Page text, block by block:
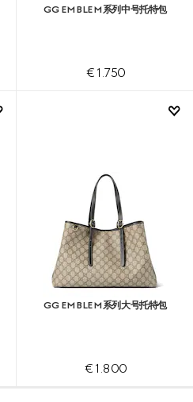
GG EMBLEM系列中号托特包
€ 1.750
GG EMBLEM系列大号托特包
€ 1.800